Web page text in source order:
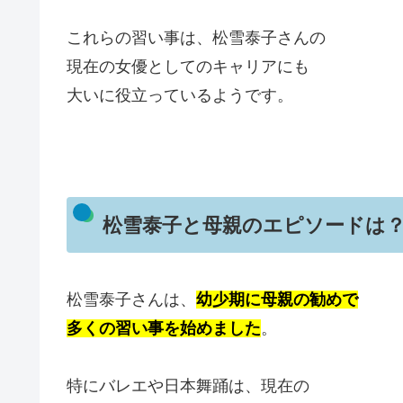
これらの習い事は、松雪泰子さんの
現在の女優としてのキャリアにも
大いに役立っているようです。
松雪泰子と母親のエピソードは
松雪泰子さんは、 幼少期に母親の勧めで
多くの習い事を始めました。
特にバレエや日本舞踊は、現在の